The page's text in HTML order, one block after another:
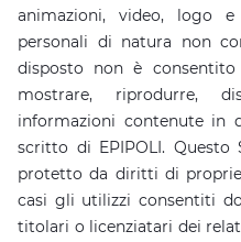
animazioni, video, logo
personali di natura non
disposto non è consentito
mostrare, riprodurre,
informazioni contenute in
scritto di EPIPOLI.
protetto da diritti di
casi gli utilizzi consentiti
titolari o licenziatari dei